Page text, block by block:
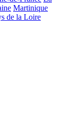
Martinique
de la Loire